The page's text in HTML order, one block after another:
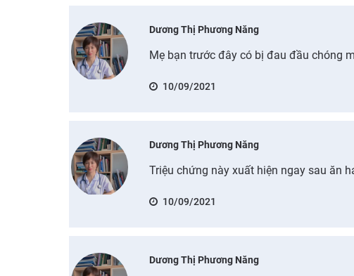
Dương Thị Phương Năng
Mẹ bạn trước đây có bị đau đầu chóng
10/09/2021
Dương Thị Phương Năng
Triệu chứng này xuất hiện ngay sau ăn
10/09/2021
Dương Thị Phương Năng